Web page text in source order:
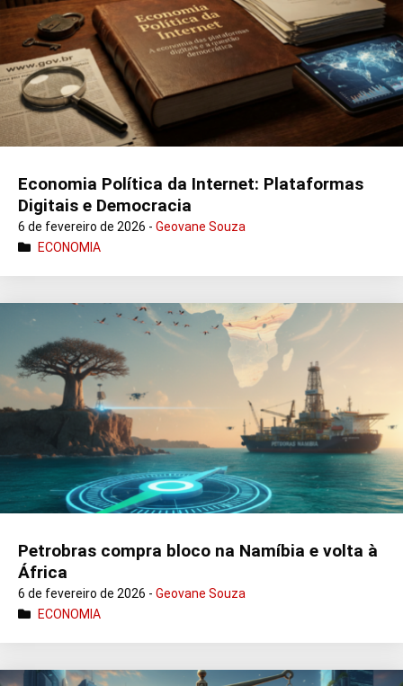
Economia Política da Internet: Plataformas
Digitais e Democracia
6 de fevereiro de 2026 - Geovane Souza
ECONOMIA
Petrobras compra bloco na Namíbia e volta à
África
6 de fevereiro de 2026 - Geovane Souza
ECONOMIA